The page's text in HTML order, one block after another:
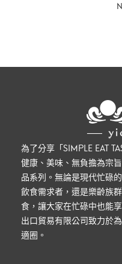
為了分享「SIMPLE EAT
健康、美味、無負擔為宗
品系列。無論是現代忙碌
飲食需求者，還是樂齡族
食，讓大家在忙碌中也能
出口貿易有限公司致力於
適圈。